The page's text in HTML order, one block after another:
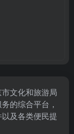
文化和旅游局
的综合平台，
及各类便民提